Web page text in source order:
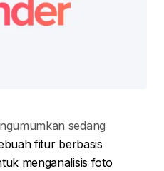
sedang
fitur berbasis
menganalisis foto